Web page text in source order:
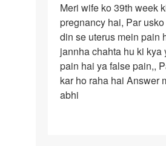
Meri
wife
ko
39th
week
ki
Meri wife ko 39th week
pregnancy hai, Par
din se uterus mein pain
jannha chahta hu ki kya
pain hai ya false pain,,
kar ho raha hai Answer
abhi